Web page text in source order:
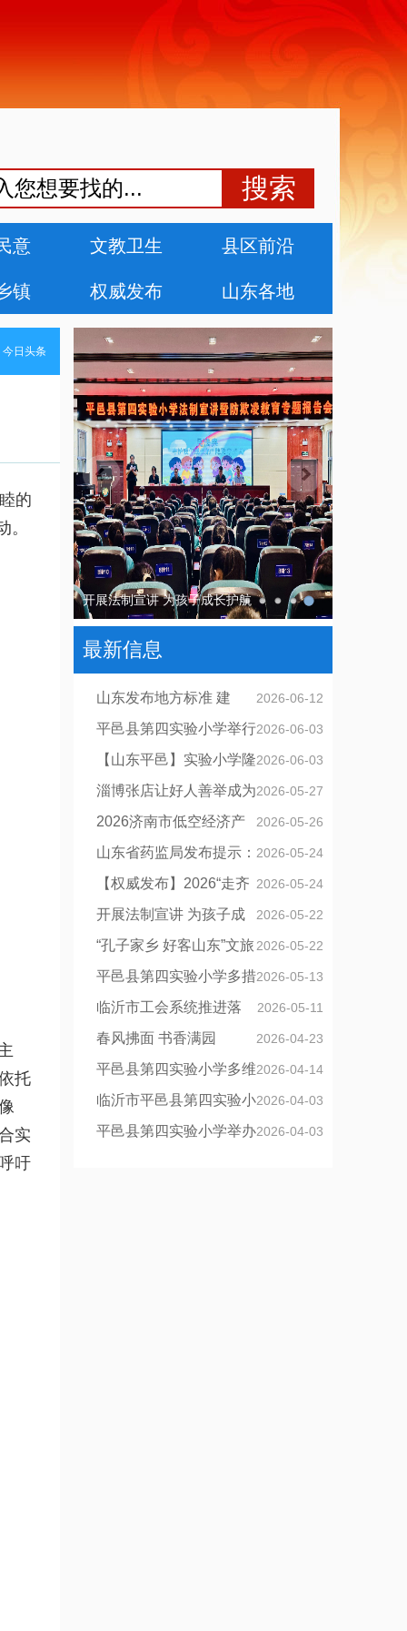
意 文教卫生 县区前沿
镇 权威发布 山东各地
今日头条
的
。
托
实
吁
平邑县第四实验小学举行一年级分批入队仪
式
最新信息
2026-06-12
山东发布地方标准 建
设“无证明之省”
2026-06-03
平邑县第四实验小学举行
一年级分批入队仪式
2026-06-03
【山东平邑】实验小学隆
重举行“十好少年”表彰
2026-05-27
淄博张店让好人善举成为
城市最美底色
2026-05-26
2026济南市低空经济产
业生态协同发展推介会在京举行
2026-05-24
山东省药监局发布提示：
网购药品收到后 先扫“追溯码”核对
信息
2026-05-24
【权威发布】2026“走齐
鲁”宣传采风活动正式启动，六大媒
体首站走进临沭
2026-05-22
开展法制宣讲 为孩子成
长护航
2026-05-22
“孔子家乡 好客山东”文旅
推介会在香港特区举行
2026-05-13
平邑县第四实验小学多措
并举护航学生多维成长发展2026-05-11
临沂市工会系统推进落
实“双学双提双创”活动座谈会召开
2026-04-23
春风拂面 书香满园
2026-04-14
平邑县第四实验小学多维
发力涵养优良班风
2026-04-03
临沂市平邑县第四实验小
学开展清明祭扫主题活动2026-04-03
平邑县第四实验小学举办